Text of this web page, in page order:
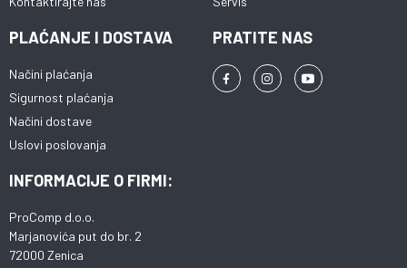
PLAĆANJE I DOSTAVA
Načini plaćanja
Sigurnost plaćanja
Načini dostave
Uslovi poslovanja
PRATITE NAS
INFORMACIJE O FIRMI:
ProComp d.o.o.
Marjanovića put do br. 2
72000 Zenica